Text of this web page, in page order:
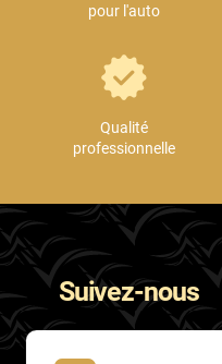
pour l'auto
Qualité
professionnelle
Suivez-nous